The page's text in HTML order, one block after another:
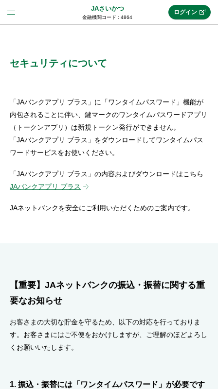
JAさいかつ
金融機関コード : 4864
(法人JAネットバンク)
JAネットバンクトップ
困った時は
ログイン
セキュリティについて
「JAバンクアプリ プラス」に「ワンタイムパスワード」機能が
内包されることに伴い、鍵マークのワンタイムパスワードアプリ
（トークンアプリ）は新規トークン発行ができません。
「JAバンクアプリ プラス」をダウンロードしてワンタイムパス
ワードサービスをお使いください。
「JAバンクアプリ プラス」の内容およびダウンロードはこちら
JAバンクアプリ プラス
JAネットバンクを安全にご利用いただくためのご案内です。
【重要】JAネットバンクの振込・振替に関する重
要なお知らせ
お客さまの大切な貯金を守るため、以下の対応を行っておりま
す。お客さまにはご不便をおかけしますが、ご理解のほどよろし
くお願いいたします。
1. 振込・振替には「ワンタイムパスワード」が必要です